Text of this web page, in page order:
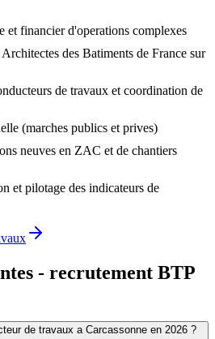
et financier d'operations complexes
des Batiments de France sur
de travaux et coordination de
(marches publics et prives)
neuves en ZAC et de chantiers
et pilotage des indicateurs de
- recrutement BTP
de travaux a Carcassonne en 2026 ?